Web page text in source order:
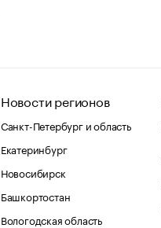
Новости регионов
Санкт-Петербург и область
Екатеринбург
Новосибирск
Башкортостан
Вологодская область